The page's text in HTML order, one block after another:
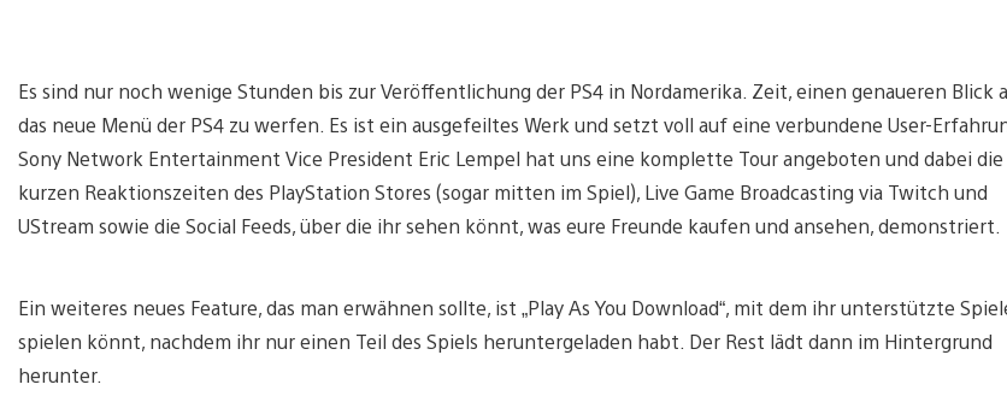
Es sind nur noch wenige Stunden bis zur Veröffentlichung der PS4 in Nordamerika. Zeit, einen genaueren Blick
das neue Menü der PS4 zu werfen. Es ist ein ausgefeiltes Werk und setzt voll auf eine verbundene User-
Sony Network Entertainment Vice President Eric Lempel hat uns eine komplette Tour angeboten und dabei die
kurzen Reaktionszeiten des PlayStation Stores (sogar mitten im Spiel), Live Game Broadcasting via Twitch und
UStream sowie die Social Feeds, über die ihr sehen könnt, was eure Freunde kaufen und ansehen, demonstriert.
Ein weiteres neues Feature, das man erwähnen sollte, ist „Play As You Download“, mit dem ihr unterstützte
spielen könnt, nachdem ihr nur einen Teil des Spiels heruntergeladen habt. Der Rest lädt dann im Hintergrund
herunter.